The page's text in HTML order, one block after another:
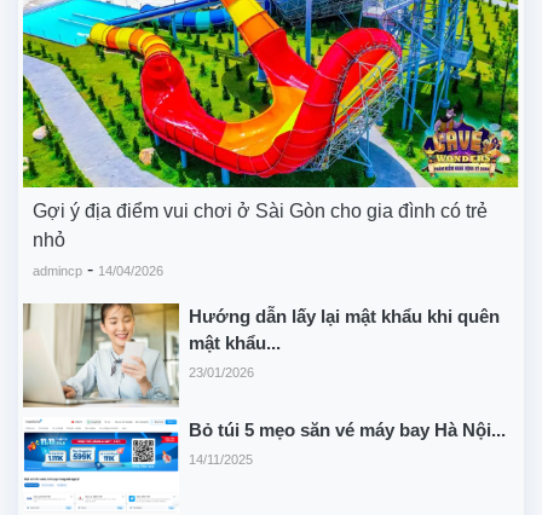
Gợi ý địa điểm vui chơi ở Sài Gòn cho gia đình có trẻ
nhỏ
admincp - 14/04/2026
Hướng dẫn lấy lại mật khẩu khi quên
mật khẩu...
23/01/2026
Bỏ túi 5 mẹo săn vé máy bay Hà Nội...
14/11/2025